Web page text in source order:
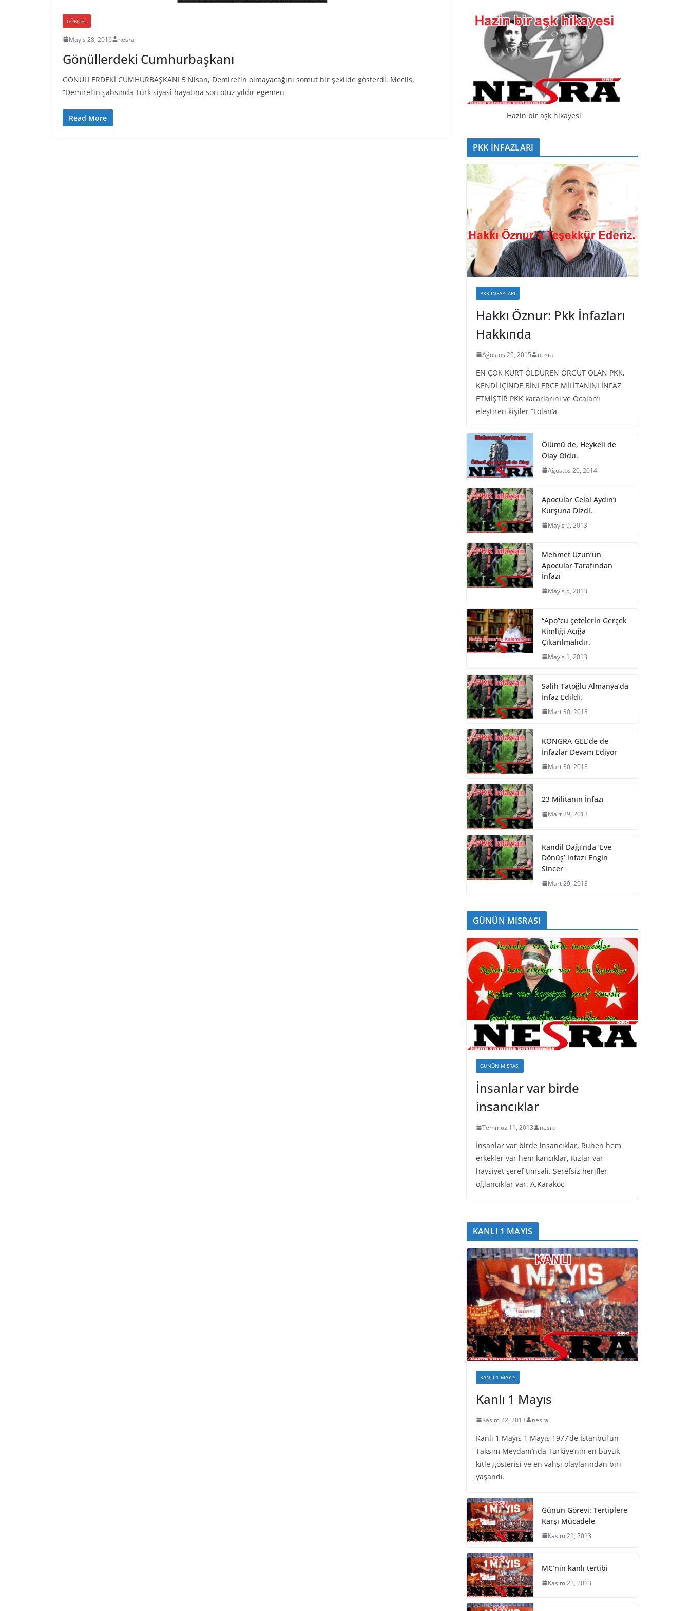
GÜNCEL
Mayıs 28, 2016 nesra
Gönüllerdeki Cumhurbaşkanı
GÖNÜLLERDEKİ CUMHURBAŞKANI 5 Nisan, Demirel’in olmayacağını somut bir şekilde gösterdi. Meclis,
”Demirel’in şahsında Türk siyasî hayatına son otuz yıldır egemen
Read More Hazin bir aşk hikayesi
PKK İNFAZLARI
PKK İNFAZLARI
Hakkı Öznur: Pkk İnfazları
Hakkında
Ağustos 20, 2015 nesra
EN ÇOK KÜRT ÖLDÜREN ÖRGÜT OLAN PKK,
KENDİ İÇİNDE BİNLERCE MİLİTANINI İNFAZ
ETMİŞTİR PKK kararlarını ve Öcalan’ı
eleştiren kişiler “Lolan’a
Ölümü de, Heykeli de
Olay Oldu.
Ağustos 20, 2014
Apocular Celal Aydın’ı
Kurşuna Dizdi.
Mayıs 9, 2013
Mehmet Uzun’un
Apocular Tarafından
İnfazı
Mayıs 5, 2013
“Apo”cu çetelerin Gerçek
Kimliği Açığa
Çıkarılmalıdır.
Mayıs 1, 2013
Salih Tatoğlu Almanya’da
İnfaz Edildi.
Mart 30, 2013
KONGRA-GEL’de de
İnfazlar Devam Ediyor
Mart 30, 2013
23 Militanın İnfazı
Mart 29, 2013
Kandil Dağı’nda ‘Eve
Dönüş’ infazı Engin
Sincer
Mart 29, 2013
GÜNÜN MISRASI
GÜNÜN MISRASI
İnsanlar var birde
insancıklar
Temmuz 11, 2013 nesra
İnsanlar var birde insancıklar, Ruhen hem
erkekler var hem kancıklar, Kızlar var
haysiyet şeref timsali, Şerefsiz herifler
oğlancıklar var. A.Karakoç
KANLI 1 MAYIS
KANLI 1 MAYIS
Kanlı 1 Mayıs
Kasım 22, 2013 nesra
Kanlı 1 Mayıs 1 Mayıs 1977’de İstanbul’un
Taksim Meydanı’nda Türkiye’nin en büyük
kitle gösterisi ve en vahşi olaylarından biri
yaşandı.
Günün Görevi: Tertiplere
Karşı Mücadele
Kasım 21, 2013
MC’nin kanlı tertibi
Kasım 21, 2013